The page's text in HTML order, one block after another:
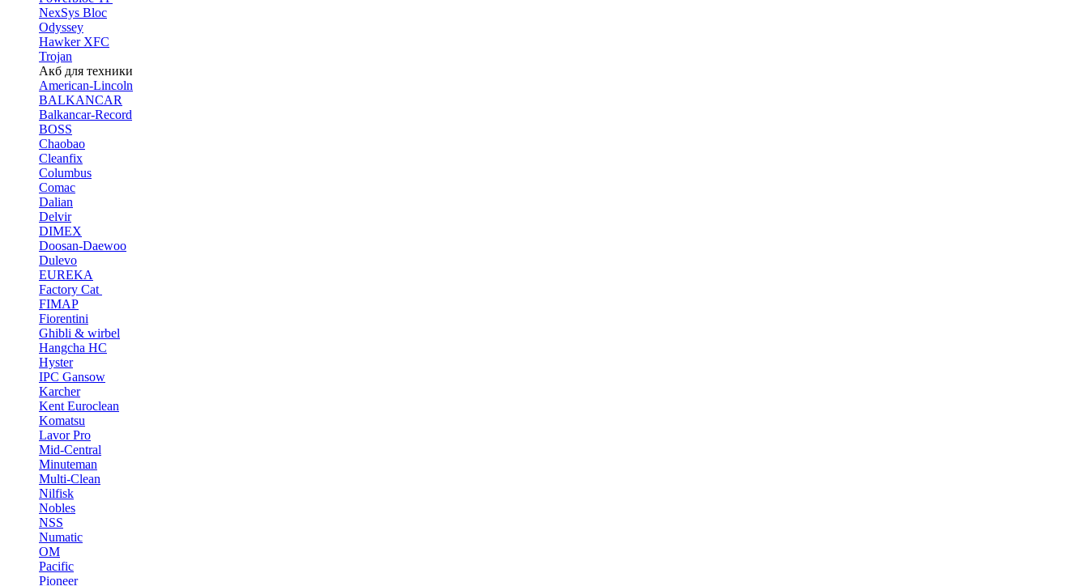
NexSys Bloc
Odyssey
Hawker XFC
Trojan
Акб для техники
American-Lincoln
BALKANCAR
Balkancar-Record
BOSS
Chaobao
Cleanfix
Columbus
Comac
Dalian
Delvir
DIMEX
Doosan-Daewoo
Dulevo
EUREKA
Factory Cat
FIMAP
Fiorentini
Ghibli & wirbel
Hangcha HC
Hyster
IPC Gansow
Karcher
Kent Euroclean
Komatsu
Lavor Pro
Mid-Central
Minuteman
Multi-Clean
Nilfisk
Nobles
NSS
Numatic
OM
Pacific
Pioneer